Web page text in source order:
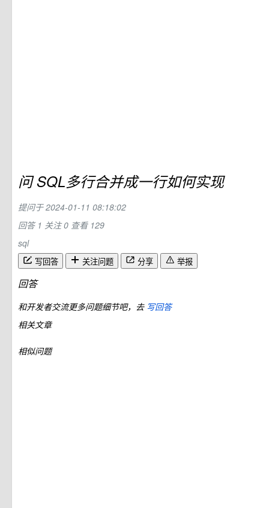
问SQL多行合并成一行如何实现
提问于2024-01-11 08:18:02
回答 1 关注 0 查看 129
sql
写回答 关注问题 分享 举报
回答
和开发者交流更多问题细节吧，去 写回答
相关文章
相似问题